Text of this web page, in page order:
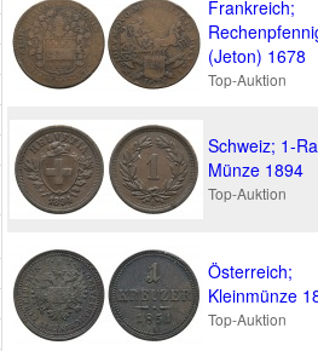
Frankreich;
(Jeton) 1678
Top-Auktion
Schweiz; 1-
Münze 1894
Top-Auktion
Österreich;
Kleinmünze
Top-Auktion